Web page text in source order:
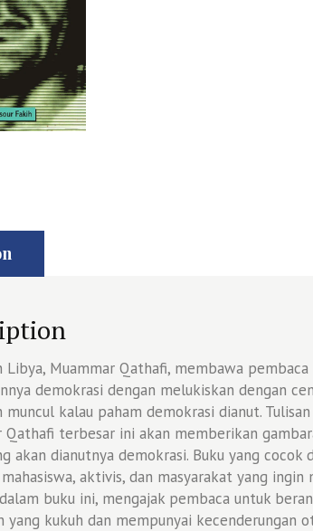
Libya, Muammar Qathafi, membawa pembaca
demokrasi dengan melukiskan dengan
muncul kalau paham demokrasi dianut.
Qathafi terbesar ini akan memberikan
akan dianutnya demokrasi. Buku yang cocok
aktivis, dan masyarakat yang ingin
buku ini, mengajak pembaca untuk
yang kukuh dan mempunyai kecenderungan